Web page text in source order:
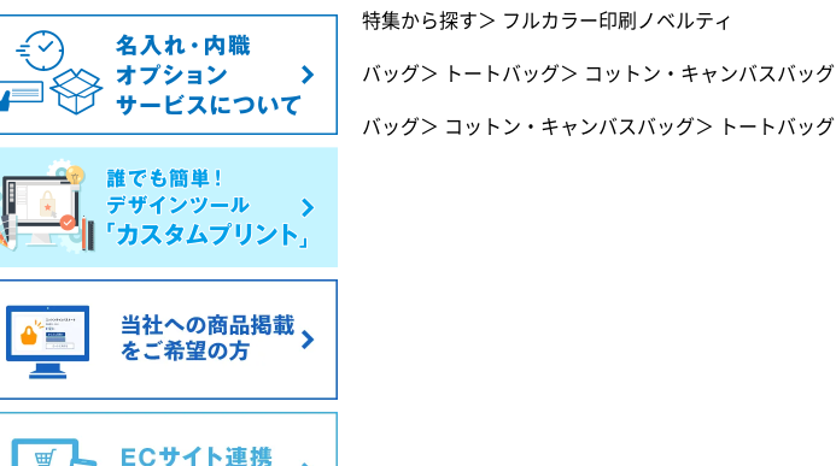
特集から探す＞ フルカラー印刷ノベルティ
バッグ＞ トートバッグ＞ コットン・キャンバスバッグ
バッグ＞ コットン・キャンバスバッグ＞ トートバッグ